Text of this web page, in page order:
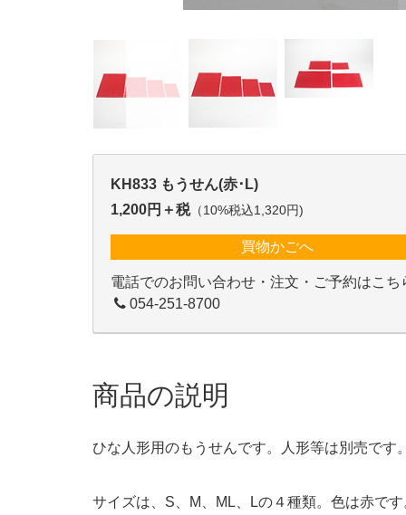
KH833 もうせん(赤･L)
1,200円＋税（10%税込1,320円)
買物かごへ
電話でのお問い合わせ・注文・ご予約はこち
054-251-8700
商品の説明
ひな人形用のもうせんです。人形等は別売です
サイズは、S、M、ML、Lの４種類。色は赤です